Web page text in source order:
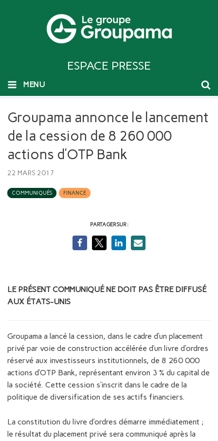
ESPACE PRESSE
MENU
Groupama annonce le lancement
de la cession de 8 260 000
actions d’OTP Bank
22 MARS 2017
COMMUNIQUÉS FINANCE
PARTAGER SUR :
LE PRÉSENT COMMUNIQUÉ NE DOIT PAS ÊTRE DIFFUSÉ
AUX ÉTATS-UNIS
Groupama a lancé la cession, dans le cadre d’un placement
privé par voie de construction accélérée d’un livre d’ordres
réservé aux investisseurs institutionnels, de 8 260 000
actions d’OTP Bank, représentant environ 3 % du capital de
la société. Cette cession s’inscrit dans le cadre de la
politique de diversification de ses actifs financiers.
La constitution du livre d’ordres démarre immédiatement ;
le résultat du placement privé sera communiqué après la